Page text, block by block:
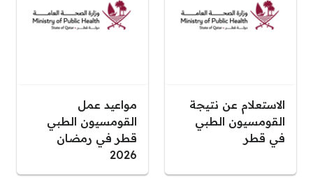
الاستعلام عن نتيجة
القومسيون الطبي
في قطر
مواعيد عمل
القومسيون الطبي
قطر في رمضان
2026